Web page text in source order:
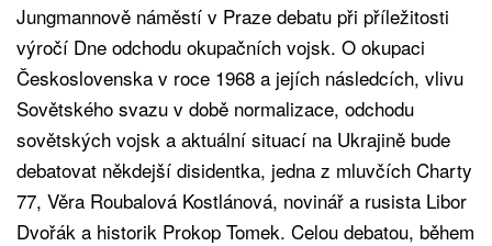
Jungmannově náměstí v Praze debatu při příležitosti
výročí Dne odchodu okupačních vojsk. O okupaci
Československa v roce 1968 a jejích následcích, vlivu
Sovětského svazu v době normalizace, odchodu
sovětských vojsk a aktuální situací na Ukrajině bude
debatovat někdejší disidentka, jedna z mluvčích Charty
77, Věra Roubalová Kostlánová, novinář a rusista Libor
Dvořák a historik Prokop Tomek. Celou debatou, během